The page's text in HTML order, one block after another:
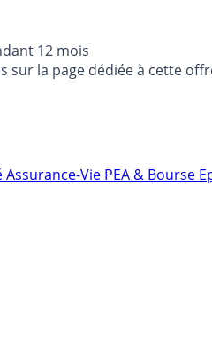
12 mois
sur la page dédiée à cette
Assurance-Vie PEA & Bourse